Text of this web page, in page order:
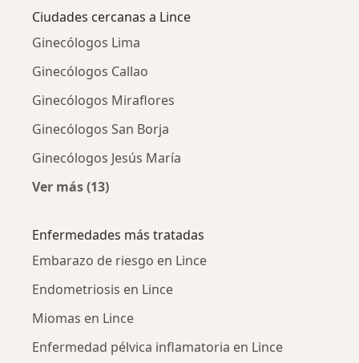
Ciudades cercanas a Lince
Ginecólogos Lima
Ginecólogos Callao
Ginecólogos Miraflores
Ginecólogos San Borja
Ginecólogos Jesús María
Ver más (13)
Enfermedades más tratadas
Embarazo de riesgo en Lince
Endometriosis en Lince
Miomas en Lince
Enfermedad pélvica inflamatoria en Lince